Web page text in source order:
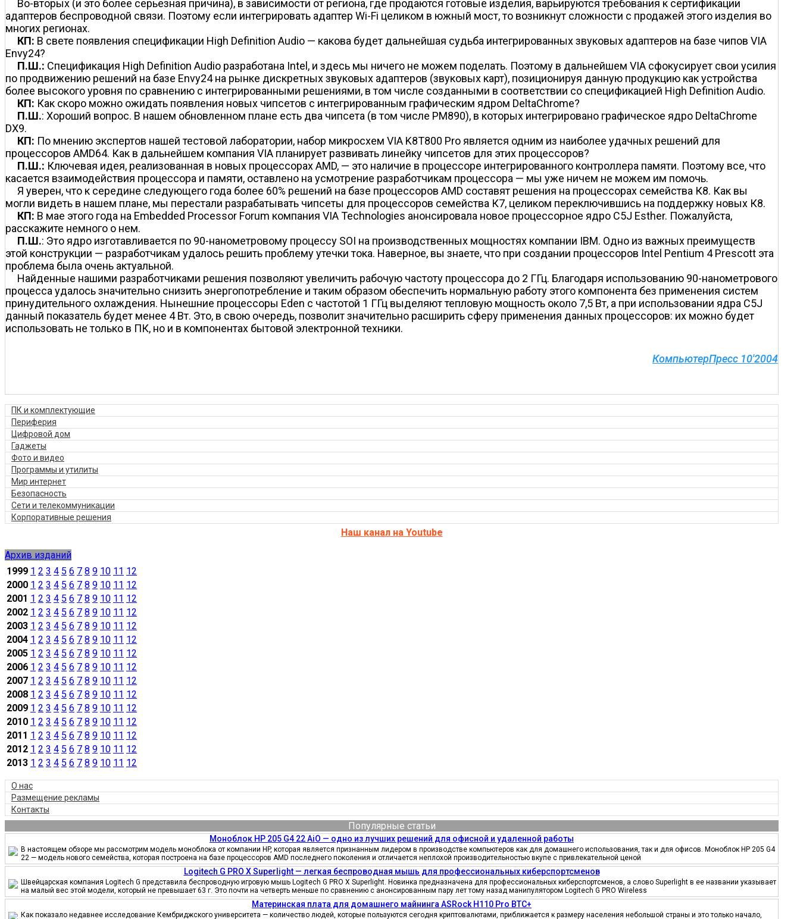
Во-вторых (и это более серьезная причина), в зависимости от региона, где продаются готовые изделия, варьируются требования к сертификации
адаптеров беспроводной связи. Поэтому если интегрировать адаптер Wi-Fi целиком в южный мост, то возникнут сложности с продажей этого изделия во
многих регионах.
КП: В свете появления спецификации High Definition Audio — какова будет дальнейшая судьба интегрированных звуковых адаптеров на базе чипов VIA
Envy24?
П.Ш.: Спецификация High Definition Audio разработана Intel, и здесь мы ничего не можем поделать. Поэтому в дальнейшем VIA сфокусирует свои усилия
по продвижению решений на базе Envy24 на рынке дискретных звуковых адаптеров (звуковых карт), позиционируя данную продукцию как устройства
более высокого уровня по сравнению с интегрированными решениями, в том числе созданными в соответствии со спецификацией High Definition Audio.
КП: Как скоро можно ожидать появления новых чипсетов с интегрированным графическим ядром DeltaChrome?
П.Ш.: Хороший вопрос. В нашем обновленном плане есть два чипсета (в том числе PM890), в которых интегрировано графическое ядро DeltaChrome
DX9.
КП: По мнению экспертов нашей тестовой лаборатории, набор микросхем VIA K8T800 Pro является одним из наиболее удачных решений для
процессоров AMD64. Как в дальнейшем компания VIA планирует развивать линейку чипсетов для этих процессоров?
П.Ш.: Ключевая идея, реализованная в новых процессорах AMD, — это наличие в процессоре интегрированного контроллера памяти. Поэтому все, что
касается взаимодействия процессора и памяти, оставлено на усмотрение разработчикам процессора — мы уже ничем не можем им помочь.
Я уверен, что к середине следующего года более 60% решений на базе процессоров AMD составят решения на процессорах семейства К8. Как вы
могли видеть в нашем плане, мы перестали разрабатывать чипсеты для процессоров семейства К7, целиком переключившись на поддержку новых К8.
КП: В мае этого года на Embedded Processor Forum компания VIA Technologies анонсировала новое процессорное ядро C5J Esther. Пожалуйста,
расскажите немного о нем.
П.Ш.: Это ядро изготавливается по 90-нанометровому процессу SOI на производственных мощностях компании IBM. Одно из важных преимуществ
этой конструкции — разработчикам удалось решить проблему утечки тока. Наверное, вы знаете, что при создании процессоров Intel Pentium 4 Prescott эта
проблема была очень актуальной.
Найденные нашими разработчиками решения позволяют увеличить рабочую частоту процессора до 2 ГГц. Благодаря использованию 90-нанометрового
процесса удалось значительно снизить энергопотребление и таким образом обеспечить нормальную работу этого компонента без применения систем
принудительного охлаждения. Нынешние процессоры Eden с частотой 1 ГГц выделяют тепловую мощность около 7,5 Вт, а при использовании ядра C5J
данный показатель будет менее 4 Вт. Это, в свою очередь, позволит значительно расширить сферу применения данных процессоров: их можно будет
использовать не только в ПК, но и в компонентах бытовой электронной техники.
КомпьютерПресс 10'2004
ПК и комплектующие
Периферия
Цифровой дом
Гаджеты
Фото и видео
Программы и утилиты
Мир интернет
Безопасность
Сети и телекоммуникации
Корпоративные решения
Наш канал на Youtube
Архив изданий
1999 1 2 3 4 5 6 7 8 9 10 11 12
2000 1 2 3 4 5 6 7 8 9 10 11 12
2001 1 2 3 4 5 6 7 8 9 10 11 12
2002 1 2 3 4 5 6 7 8 9 10 11 12
2003 1 2 3 4 5 6 7 8 9 10 11 12
2004 1 2 3 4 5 6 7 8 9 10 11 12
2005 1 2 3 4 5 6 7 8 9 10 11 12
2006 1 2 3 4 5 6 7 8 9 10 11 12
2007 1 2 3 4 5 6 7 8 9 10 11 12
2008 1 2 3 4 5 6 7 8 9 10 11 12
2009 1 2 3 4 5 6 7 8 9 10 11 12
2010 1 2 3 4 5 6 7 8 9 10 11 12
2011 1 2 3 4 5 6 7 8 9 10 11 12
2012 1 2 3 4 5 6 7 8 9 10 11 12
2013 1 2 3 4 5 6 7 8 9 10 11 12
О нас
Размещение рекламы
Контакты
Популярные статьи
Моноблок HP 205 G4 22 AiO — одно из лучших решений для офисной и удаленной работы
В настоящем обзоре мы рассмотрим модель моноблока от компании HP, которая является признанным лидером в производстве компьютеров как для домашнего использования, так и для офисов. Моноблок HP 205 G4
22 — модель нового семейства, которая построена на базе процессоров AMD последнего поколения и отличается неплохой производительностью вкупе с привлекательной ценой
Logitech G PRO X Superlight — легкая беспроводная мышь для профессиональных киберспортсменов
Швейцарская компания Logitech G представила беспроводную игровую мышь Logitech G PRO X Superlight. Новинка предназначена для профессиональных киберспортсменов, а слово Superlight в ее названии указывает
на малый вес этой модели, который не превышает 63 г. Это почти на четверть меньше по сравнению с анонсированным пару лет тому назад манипулятором Logitech G PRO Wireless
Материнская плата для домашнего майнинга ASRock H110 Pro BTC+
Как показало недавнее исследование Кембриджского университета — количество людей, которые пользуются сегодня криптовалютами, приближается к размеру населения небольшой страны и это только начало,